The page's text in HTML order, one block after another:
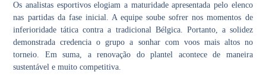
Os analistas esportivos elogiam a maturidade apresentada pelo elenco
nas partidas da fase inicial. A equipe soube sofrer nos momentos de
inferioridade tática contra a tradicional Bélgica. Portanto, a solidez
demonstrada credencia o grupo a sonhar com voos mais altos no
torneio. Em suma, a renovação do plantel acontece de maneira
sustentável e muito competitiva.